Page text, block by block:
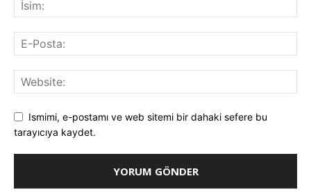
Ismimi, e-postamı ve web sitemi bir dahaki sefere bu
tarayıcıya kaydet.